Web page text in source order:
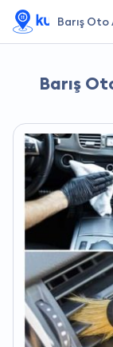
Barış
Barış